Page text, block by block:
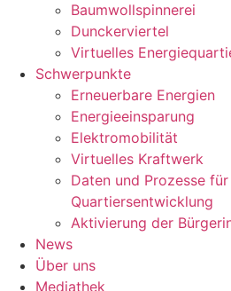
Baumwollspinnerei
Dunckerviertel
Virtuelles
Schwerpunkte
Erneuerbare Energien
Energieeinsparung
Elektromobilität
Virtuelles Kraftwerk
Daten und Prozesse
Quartiersentwicklung
Aktivierung der
News
Über uns
Mediathek